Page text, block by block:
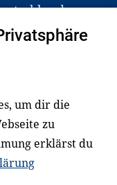
Beispiel
meist
dabei.
wir eng
um dir die
zu
erklärst du